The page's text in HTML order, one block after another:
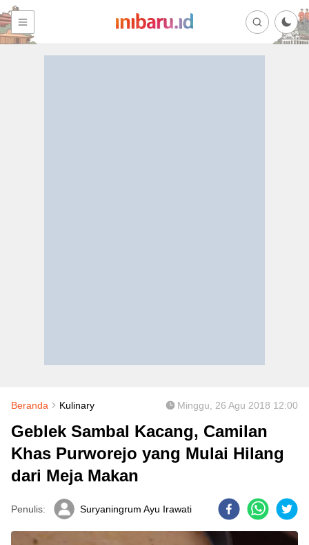
Beranda Kulinary Minggu, 26 Agu 2018 12:00
Geblek Sambal Kacang, Camilan
Khas Purworejo yang Mulai Hilang
dari Meja Makan
Penulis: Suryaningrum Ayu Irawati